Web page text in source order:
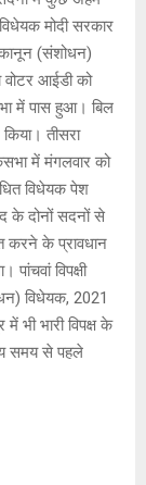
मोदी सरकार
(संशोधन)
वोटर आईडी को
में पास हुआ। बिल
तीसरा
में मंगलवार को
विधेयक पेश
के दोनों सदनों से
करने के प्रावधान
विपक्षी
विधेयक, 2021
भी भारी विपक्ष के
समय से पहले